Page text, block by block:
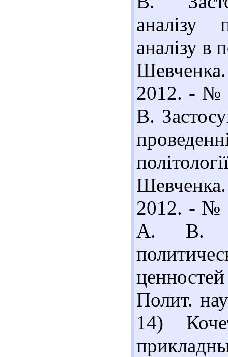
аналізу
аналізу в
2012. - №
В.
2012. - №
А. В.
Полит.
14)